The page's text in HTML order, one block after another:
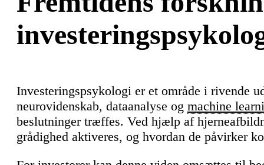
Investeringspsykologi er et område i rivende
neurovidenskab, dataanalyse og machine
beslutninger træffes. Ved hjælp af
grådighed aktiveres, og hvordan de påvirker